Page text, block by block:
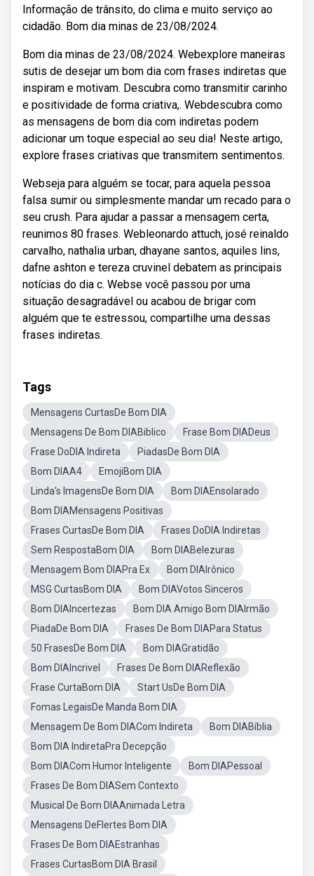
Informação de trânsito, do clima e muito serviço ao
cidadão. Bom dia minas de 23/08/2024.
Bom dia minas de 23/08/2024. Webexplore maneiras
sutis de desejar um bom dia com frases indiretas que
inspiram e motivam. Descubra como transmitir carinho
e positividade de forma criativa,. Webdescubra como
as mensagens de bom dia com indiretas podem
adicionar um toque especial ao seu dia! Neste artigo,
explore frases criativas que transmitem sentimentos.
Webseja para alguém se tocar, para aquela pessoa
falsa sumir ou simplesmente mandar um recado para o
seu crush. Para ajudar a passar a mensagem certa,
reunimos 80 frases. Webleonardo attuch, josé reinaldo
carvalho, nathalia urban, dhayane santos, aquiles lins,
dafne ashton e tereza cruvinel debatem as principais
notícias do dia c. Webse você passou por uma
situação desagradável ou acabou de brigar com
alguém que te estressou, compartilhe uma dessas
frases indiretas.
Tags
Mensagens CurtasDe Bom DIA
Mensagens De Bom DIABiblico
Frase Bom DIADeus
Frase DoDIA Indireta
PiadasDe Bom DIA
Bom DIAA4
EmojiBom DIA
Linda's ImagensDe Bom DIA
Bom DIAEnsolarado
Bom DIAMensagens Positivas
Frases CurtasDe Bom DIA
Frases DoDIA Indiretas
Sem RespostaBom DIA
Bom DIABelezuras
Mensagem Bom DIAPra Ex
Bom DIAIrônico
MSG CurtasBom DIA
Bom DIAVotos Sinceros
Bom DIAIncertezas
Bom DIA Amigo Bom DIAIrmão
PiadaDe Bom DIA
Frases De Bom DIAPara Status
50 FrasesDe Bom DIA
Bom DIAGratidão
Bom DIAIncrivel
Frases De Bom DIAReflexão
Frase CurtaBom DIA
Start UsDe Bom DIA
Fomas LegaisDe Manda Bom DIA
Mensagem De Bom DIACom Indireta
Bom DIABíblia
Bom DIA IndiretaPra Decepção
Bom DIACom Humor Inteligente
Bom DIAPessoal
Frases De Bom DIASem Contexto
Musical De Bom DIAAnimada Letra
Mensagens DeFlertes Bom DIA
Frases De Bom DIAEstranhas
Frases CurtasBom DIA Brasil